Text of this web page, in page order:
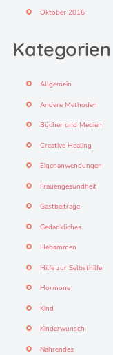
Oktober 2016
Kategorien
Allgemein
Andere Methoden
Bücher und Medien
Creative Healing
Eigenanwendungen
Frauengesundheit
Gastbeiträge
Gedankliches
Hebammen
Hilfe zur Selbsthilfe
Hormone
Kind
Kinderwunsch
Nährendes